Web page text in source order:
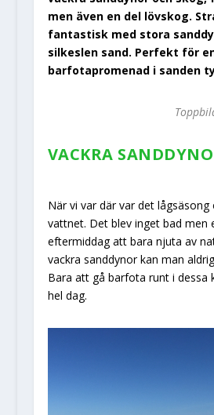
men även en del lövskog.
fantastisk med stora
silkeslen sand. Perfekt för
barfotapromenad i sanden
VACKRA
När vi var där var det lågsäsong
vattnet. Det blev inget bad men
eftermiddag att bara njuta av
vackra sanddynor kan man
Bara att gå barfota runt i dessa
hel dag.